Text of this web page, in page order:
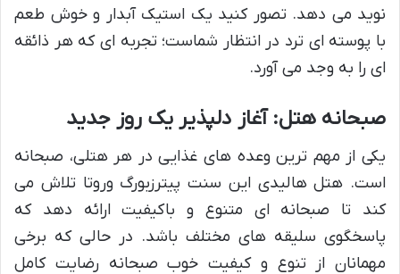
نوید می دهد. تصور کنید یک استیک آبدار و خوش طعم
با پوسته ای ترد در انتظار شماست؛ تجربه ای که هر ذائقه
ای را به وجد می آورد.
صبحانه هتل: آغاز دلپذیر یک روز جدید
یکی از مهم ترین وعده های غذایی در هر هتلی، صبحانه
است. هتل هالیدی این سنت پیترزبورگ وروتا تلاش می
کند تا صبحانه ای متنوع و باکیفیت ارائه دهد که
پاسخگوی سلیقه های مختلف باشد. در حالی که برخی
مهمانان از تنوع و کیفیت خوب صبحانه رضایت کامل